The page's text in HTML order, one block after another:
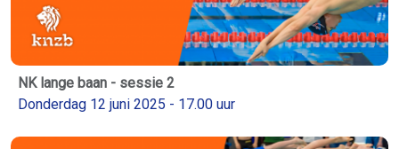
NK lange baan - sessie 2
Donderdag 12 juni 2025 - 17.00 uur